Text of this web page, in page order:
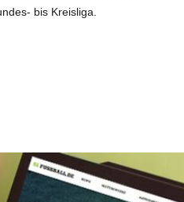
bis Kreisliga.